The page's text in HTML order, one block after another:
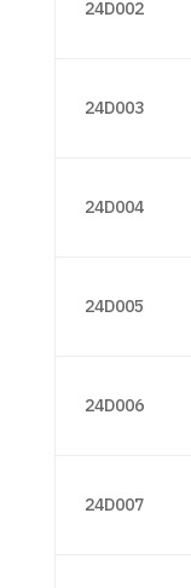
24D002
24D003
24D004
24D005
24D006
24D007